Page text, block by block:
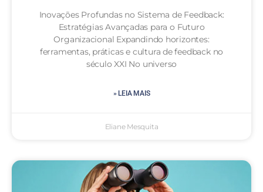
Inovações Profundas no Sistema de Feedback:
Estratégias Avançadas para o Futuro
Organizacional Expandindo horizontes:
ferramentas, práticas e cultura de feedback no
século XXI No universo
» LEIA MAIS
Eliane Mesquita